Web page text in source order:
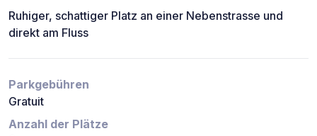
Ruhiger, schattiger Platz an einer Nebenstrasse und
direkt am Fluss
Parkgebühren
Gratuit
Anzahl der Plätze